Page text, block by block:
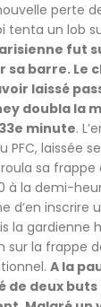
perte
tenta un lob
fut
sa barre. Le
laissé
doubla la
minute.
PFC, laissée
sa
à la demi-
d’en inscrire
la gardienne
sur la frappe
A la
de deux